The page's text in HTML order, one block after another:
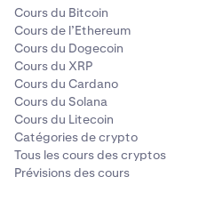
Cours du Bitcoin
Cours de l’Ethereum
Cours du Dogecoin
Cours du XRP
Cours du Cardano
Cours du Solana
Cours du Litecoin
Catégories de crypto
Tous les cours des cryptos
Prévisions des cours